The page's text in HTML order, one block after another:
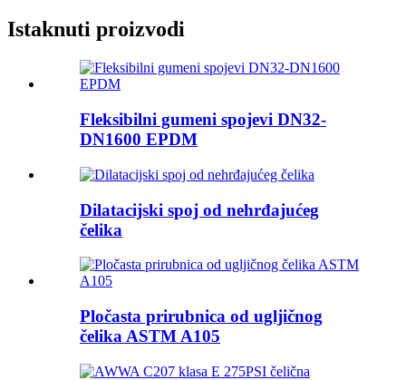
Istaknuti proizvodi
Fleksibilni gumeni spojevi DN32-
DN1600 EPDM
Dilatacijski spoj od nehrđajućeg
čelika
Pločasta prirubnica od ugljičnog
čelika ASTM A105